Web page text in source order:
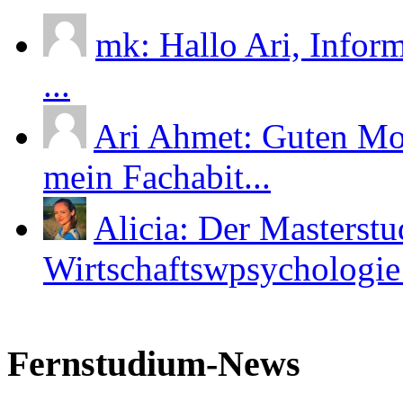
mk: Hallo Ari,
...
Ari Ahmet: Guten
mein Fachabit...
Alicia: Der
Fernstudium-News